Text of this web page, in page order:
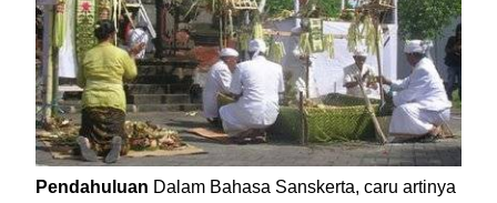
Pendahuluan Dalam Bahasa Sanskerta, caru artinya